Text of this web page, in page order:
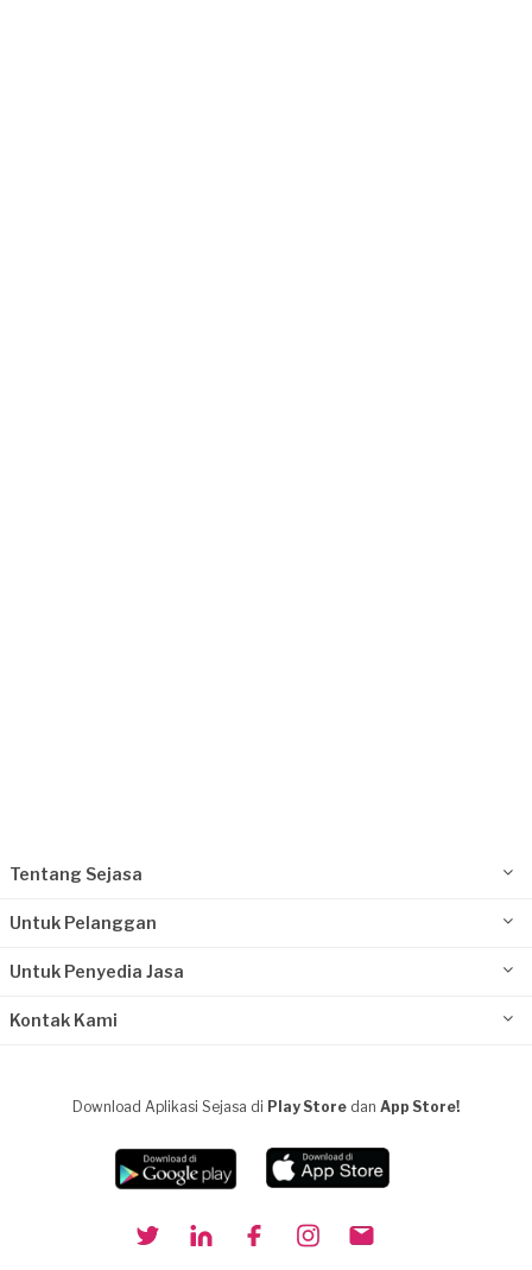
Tentang Sejasa
Untuk Pelanggan
Untuk Penyedia Jasa
Kontak Kami
Download Aplikasi Sejasa di Play Store dan App Store!